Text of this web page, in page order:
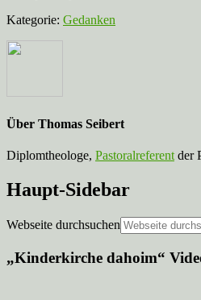
Kategorie: Gedanken
Über Thomas Seibert
Diplomtheologe, Pastoralreferent der
Haupt-Sidebar
Webseite durchsuchen
„Kinderkirche dahoim“